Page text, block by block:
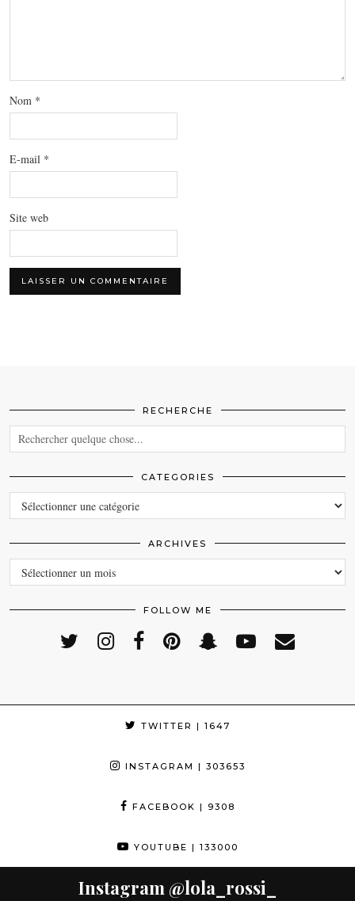
Nom *
E-mail *
Site web
RECHERCHE
CATEGORIES
CATEGORIES
ARCHIVES
ARCHIVES
FOLLOW ME
TWITTER | 1647
INSTAGRAM | 303653
FACEBOOK | 9308
YOUTUBE | 133000
Instagram @lola_rossi_